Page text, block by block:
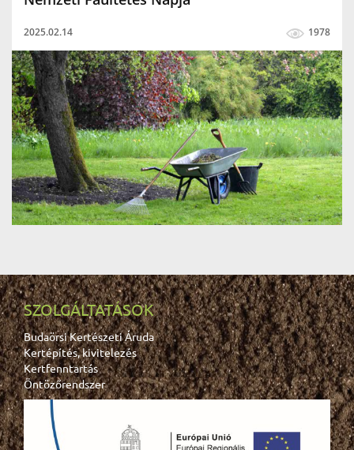
2025.02.14 1978
SZOLGÁLTATÁSOK
Budaörsi Kertészeti Áruda
Kertépítés, kivitelezés
Kertfenntartás
Öntözőrendszer